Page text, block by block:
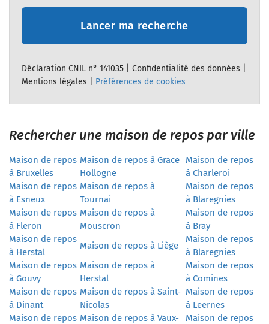
Lancer ma recherche
Déclaration CNIL n° 141035 | Confidentialité des données
Mentions légales
Préférences de cookies
Rechercher une maison de repos par ville
Maison de repos
à Bruxelles
Maison de repos à Grace
Hollogne
Maison de repos
à Charleroi
Maison de repos
à Esneux
Maison de repos à
Tournai
Maison de repos
à Blaregnies
Maison de repos
à Fleron
Maison de repos à
Mouscron
Maison de repos
à Bray
Maison de repos
à Herstal
Maison de repos à Liège
Maison de repos
à Blaregnies
Maison de repos
à Gouvy
Maison de repos à
Herstal
Maison de repos
à Comines
Maison de repos
à Dinant
Maison de repos à Saint-
Nicolas
Maison de repos
à Leernes
Maison de repos Maison de repos à Vaux-
Maison de repos